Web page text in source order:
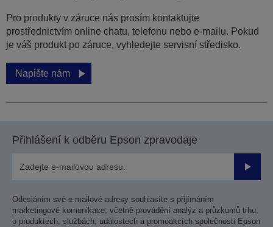
Pro produkty v záruce nás prosím kontaktujte
prostřednictvím online chatu, telefonu nebo e-mailu. Pokud
je váš produkt po záruce, vyhledejte servisní středisko.
Napište nám
Přihlášení k odběru Epson zpravodaje
Odesláním své e-mailové adresy souhlasíte s přijímáním
marketingové komunikace, včetně provádění analýz a průzkumů trhu,
o produktech, službách, událostech a promoakcích společnosti Epson